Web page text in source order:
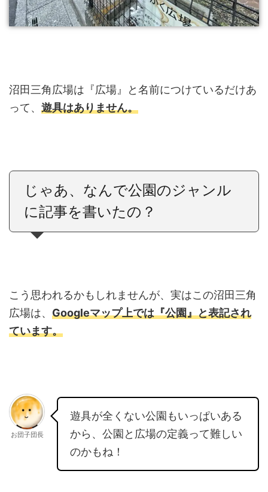
沼田三角広場は『広場』と名前につけているだけあ
って、 遊具はありません。
じゃあ、なんで公園のジャンル
に記事を書いたの？
こう思われるかもしれませんが、実はこの沼田三角
広場は、 Googleマップ上では『公園』と表記され
ています。
お団子団長
遊具が全くない公園もいっぱいある
から、公園と広場の定義って難しい
のかもね！